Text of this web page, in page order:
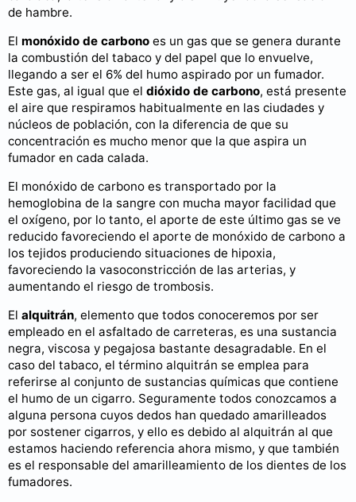
de hambre.
El monóxido de carbono es un gas que se genera durante
la combustión del tabaco y del papel que lo envuelve,
llegando a ser el 6% del humo aspirado por un fumador.
Este gas, al igual que el dióxido de carbono, está presente
el aire que respiramos habitualmente en las ciudades y
núcleos de población, con la diferencia de que su
concentración es mucho menor que la que aspira un
fumador en cada calada.
El monóxido de carbono es transportado por la
hemoglobina de la sangre con mucha mayor facilidad que
el oxígeno, por lo tanto, el aporte de este último gas se ve
reducido favoreciendo el aporte de monóxido de carbono a
los tejidos produciendo situaciones de hipoxia,
favoreciendo la vasoconstricción de las arterias, y
aumentando el riesgo de trombosis.
El alquitrán, elemento que todos conoceremos por ser
empleado en el asfaltado de carreteras, es una sustancia
negra, viscosa y pegajosa bastante desagradable. En el
caso del tabaco, el término alquitrán se emplea para
referirse al conjunto de sustancias químicas que contiene
el humo de un cigarro. Seguramente todos conozcamos a
alguna persona cuyos dedos han quedado amarilleados
por sostener cigarros, y ello es debido al alquitrán al que
estamos haciendo referencia ahora mismo, y que también
es el responsable del amarilleamiento de los dientes de los
fumadores.